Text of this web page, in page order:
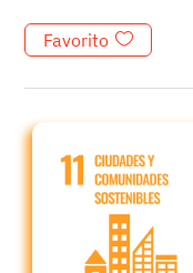
Favorito